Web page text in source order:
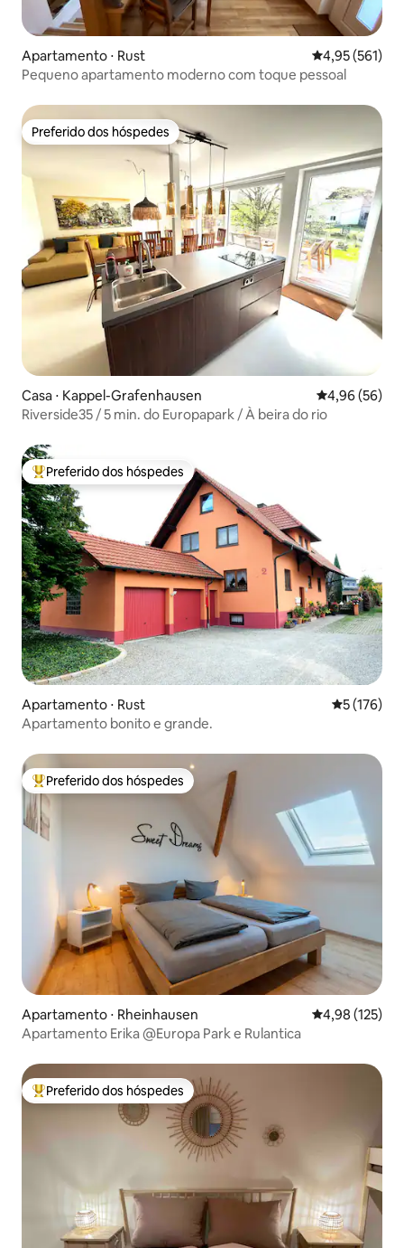
Apartamento ⋅ Rust 4,95 de uma
4,95 (561)
Pequeno apartamento moderno com toque pessoal
Preferido dos hóspedes
Preferido dos hóspedes
Casa ⋅ Kappel-Grafenhausen 4,96 de uma
4,96 (56)
Riverside35 / 5 min. do Europapark / À beira do rio
Entre os melhores preferidos dos hóspedes
Preferido dos hóspedes
Apartamento ⋅ Rust 5 de uma
5 (176)
Apartamento bonito e grande.
Entre os melhores preferidos dos hóspedes
Preferido dos hóspedes
Apartamento ⋅ Rheinhausen 4,98 de uma
4,98 (125)
Apartamento Erika @Europa Park e Rulantica
Entre os melhores preferidos dos hóspedes
Preferido dos hóspedes